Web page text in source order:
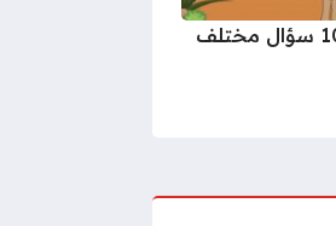
أسئلة عن الأنبياء- أكثر من100 سؤال مختلف